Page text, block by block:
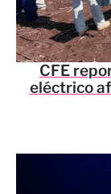
CFE
eléctrico